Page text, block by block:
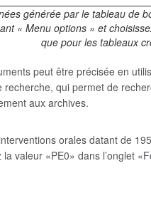
générée par le tableau de
« Menu options » et
que pour les tableaux
peut être précisée en
recherche, qui permet de
aux archives.
orales datant de
valeur «PE0» dans l’onglet